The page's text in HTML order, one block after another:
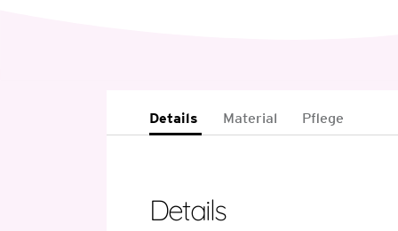
Details Material Pflege
Details